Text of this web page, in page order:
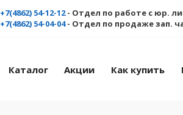
+7(4862) 54-12-12- Отдел по работе с юр.
+7(4862) 54-04-04- Отдел по продаже зап.
Каталог Акции Как купить